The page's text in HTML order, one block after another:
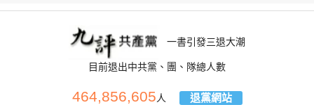
一書引發三退大潮
目前退出中共黨、團、隊總人數
464,856,605人 退黨網站